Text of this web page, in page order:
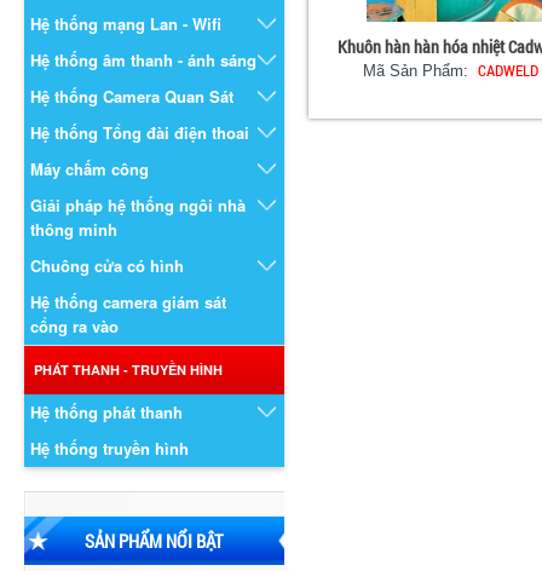
Hệ thống mạng Lan - Wifi
Hệ thống âm thanh - ánh sáng
Hệ thống Camera Quan Sát
Hệ thống Tổng đài điện thoai
Máy chấm công
Giải pháp hệ thống ngôi nhà
thông minh
Chuông cửa có hình
Hệ thống camera giám sát
cổng ra vào
PHÁT THANH - TRUYỀN HÌNH
Hệ thống phát thanh
Hệ thống truyền hình
SẢN PHẨM NỔI BẬT
Khuôn hàn hàn hóa nhiệt
Mã Sản Phẩm: CADWELD